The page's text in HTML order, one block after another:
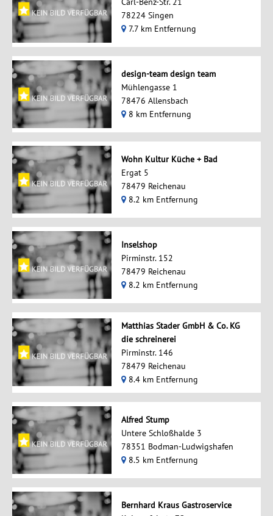
78224 Singen
7.7 km Entfernung
design-team design team
Mühlengasse 1
78476 Allensbach
8 km Entfernung
Wohn Kultur Küche + Bad
Ergat 5
78479 Reichenau
8.2 km Entfernung
Inselshop
Pirminstr. 152
78479 Reichenau
8.2 km Entfernung
Matthias Stader GmbH & Co. KG
die schreinerei
Pirminstr. 146
78479 Reichenau
8.4 km Entfernung
Alfred Stump
Untere Schloßhalde 3
78351 Bodman-Ludwigshafen
8.5 km Entfernung
Bernhard Kraus Gastroservice